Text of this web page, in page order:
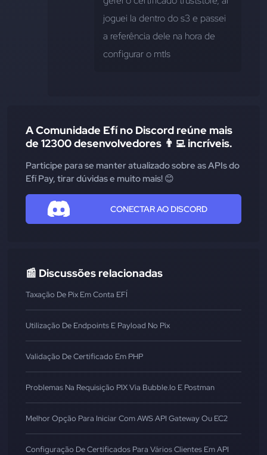
joguei la dentro do s3 e passei
a referência dele na hora de
configurar o mtls
A Comunidade Efí no Discord reúne mais
de 12300 desenvolvedores 👨‍💻 incríveis.
Participe para se manter atualizado sobre as APIs do
Efí Pay, tirar dúvidas e muito mais! 😊
CONECTAR AO DISCORD
📰 Discussões relacionadas
Taxação De Pix Em Conta EFÍ
Utilização De Endpoints E Payload No Pix
Validação De Certificado Em PHP
Problemas Na Requisição PIX Via Bubble.io E Postman
Melhor Opção Para Iniciar Com AWS API Gateway Ou EC2
Configuração De Certificados Para Vários Clientes Em API